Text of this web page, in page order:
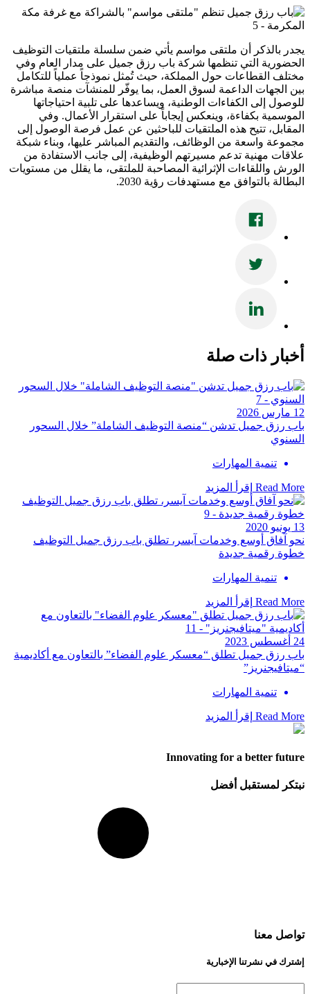
يجدر بالذكر أن ملتقى مواسم يأتي ضمن سلسلة ملتقيات التوظيف
الحضورية التي تنظمها شركة باب رزق جميل على مدار العام وفي
مختلف القطاعات حول المملكة، حيث تُمثل نموذجاً عملياً للتكامل
بين الجهات الداعمة لسوق العمل، بما يوفّر للمنشآت منصة مباشرة
للوصول إلى الكفاءات الوطنية، ويساعدها على تلبية احتياجاتها
الموسمية بكفاءة، وينعكس إيجاباً على استقرار الأعمال. وفي
المقابل، تتيح هذه الملتقيات للباحثين عن عمل فرصة الوصول إلى
مجموعة واسعة من الوظائف، والتقديم المباشر عليها، وبناء شبكة
علاقات مهنية تدعم مسيرتهم الوظيفية، إلى جانب الاستفادة من
الورش واللقاءات الإثرائية المصاحبة للملتقى، ما يقلل من مستويات
البطالة بالتوافق مع مستهدفات رؤية 2030.
أخبار ذات صلة
12 مارس 2026
باب رزق جميل تدشن “منصة التوظيف الشاملة” خلال السحور
السنوي
تنمية المهارات
Read More إقرأ المزيد
13 يونيو 2020
نحو آفاق أوسع وخدمات آيسر، تطلق باب رزق جميل التوظيف
خطوة رقمية جديدة
تنمية المهارات
Read More إقرأ المزيد
24 أغسطس 2023
باب رزق جميل تطلق “معسكر علوم الفضاء” بالتعاون مع أكاديمية
“ميتافيجنريز”
تنمية المهارات
Read More إقرأ المزيد
Innovating for a better future
نبتكر لمستقبل أفضل
تواصل معنا
إشترك في نشرتنا الإخبارية